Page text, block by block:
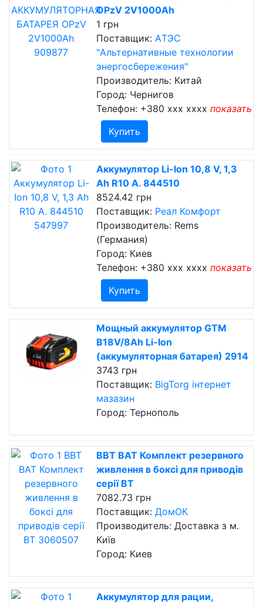
OPzV 2V1000Ah
1 грн
Поставщик: AТЭC
"Альтернативные технологии
энергосбережения"
Производитель: Китай
Город: Чернигов
Телефон: +380 xxx xxxx показать
Купить
Аккумулятор Li-Ion 10,8 V, 1,3
Ah R10 А. 844510
8524.42 грн
Поставщик: Реал Комфорт
Производитель: Rems
(Германия)
Город: Киев
Телефон: +380 xxx xxxx показать
Купить
Мощный аккумулятор GTM
B18V/8Аh Li-Ion
(аккумуляторная батарея) 2914
3743 грн
Поставщик: BigTorg інтернет
мазазин
Город: Тернополь
BBT BAT Комплект резервного
живлення в боксі для приводів
серії BT
7082.73 грн
Поставщик: ДомОК
Производитель: Доставка з м.
Київ
Город: Киев
Аккумулятор для рации,